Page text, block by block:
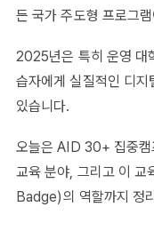
든 국가 주도형 프로그
2025년은 특히 운영 대
습자에게 실질적인 디
있습니다.
오늘은 AID 30+ 집중
교육 분야, 그리고 이
Badge)의 역할까지 정